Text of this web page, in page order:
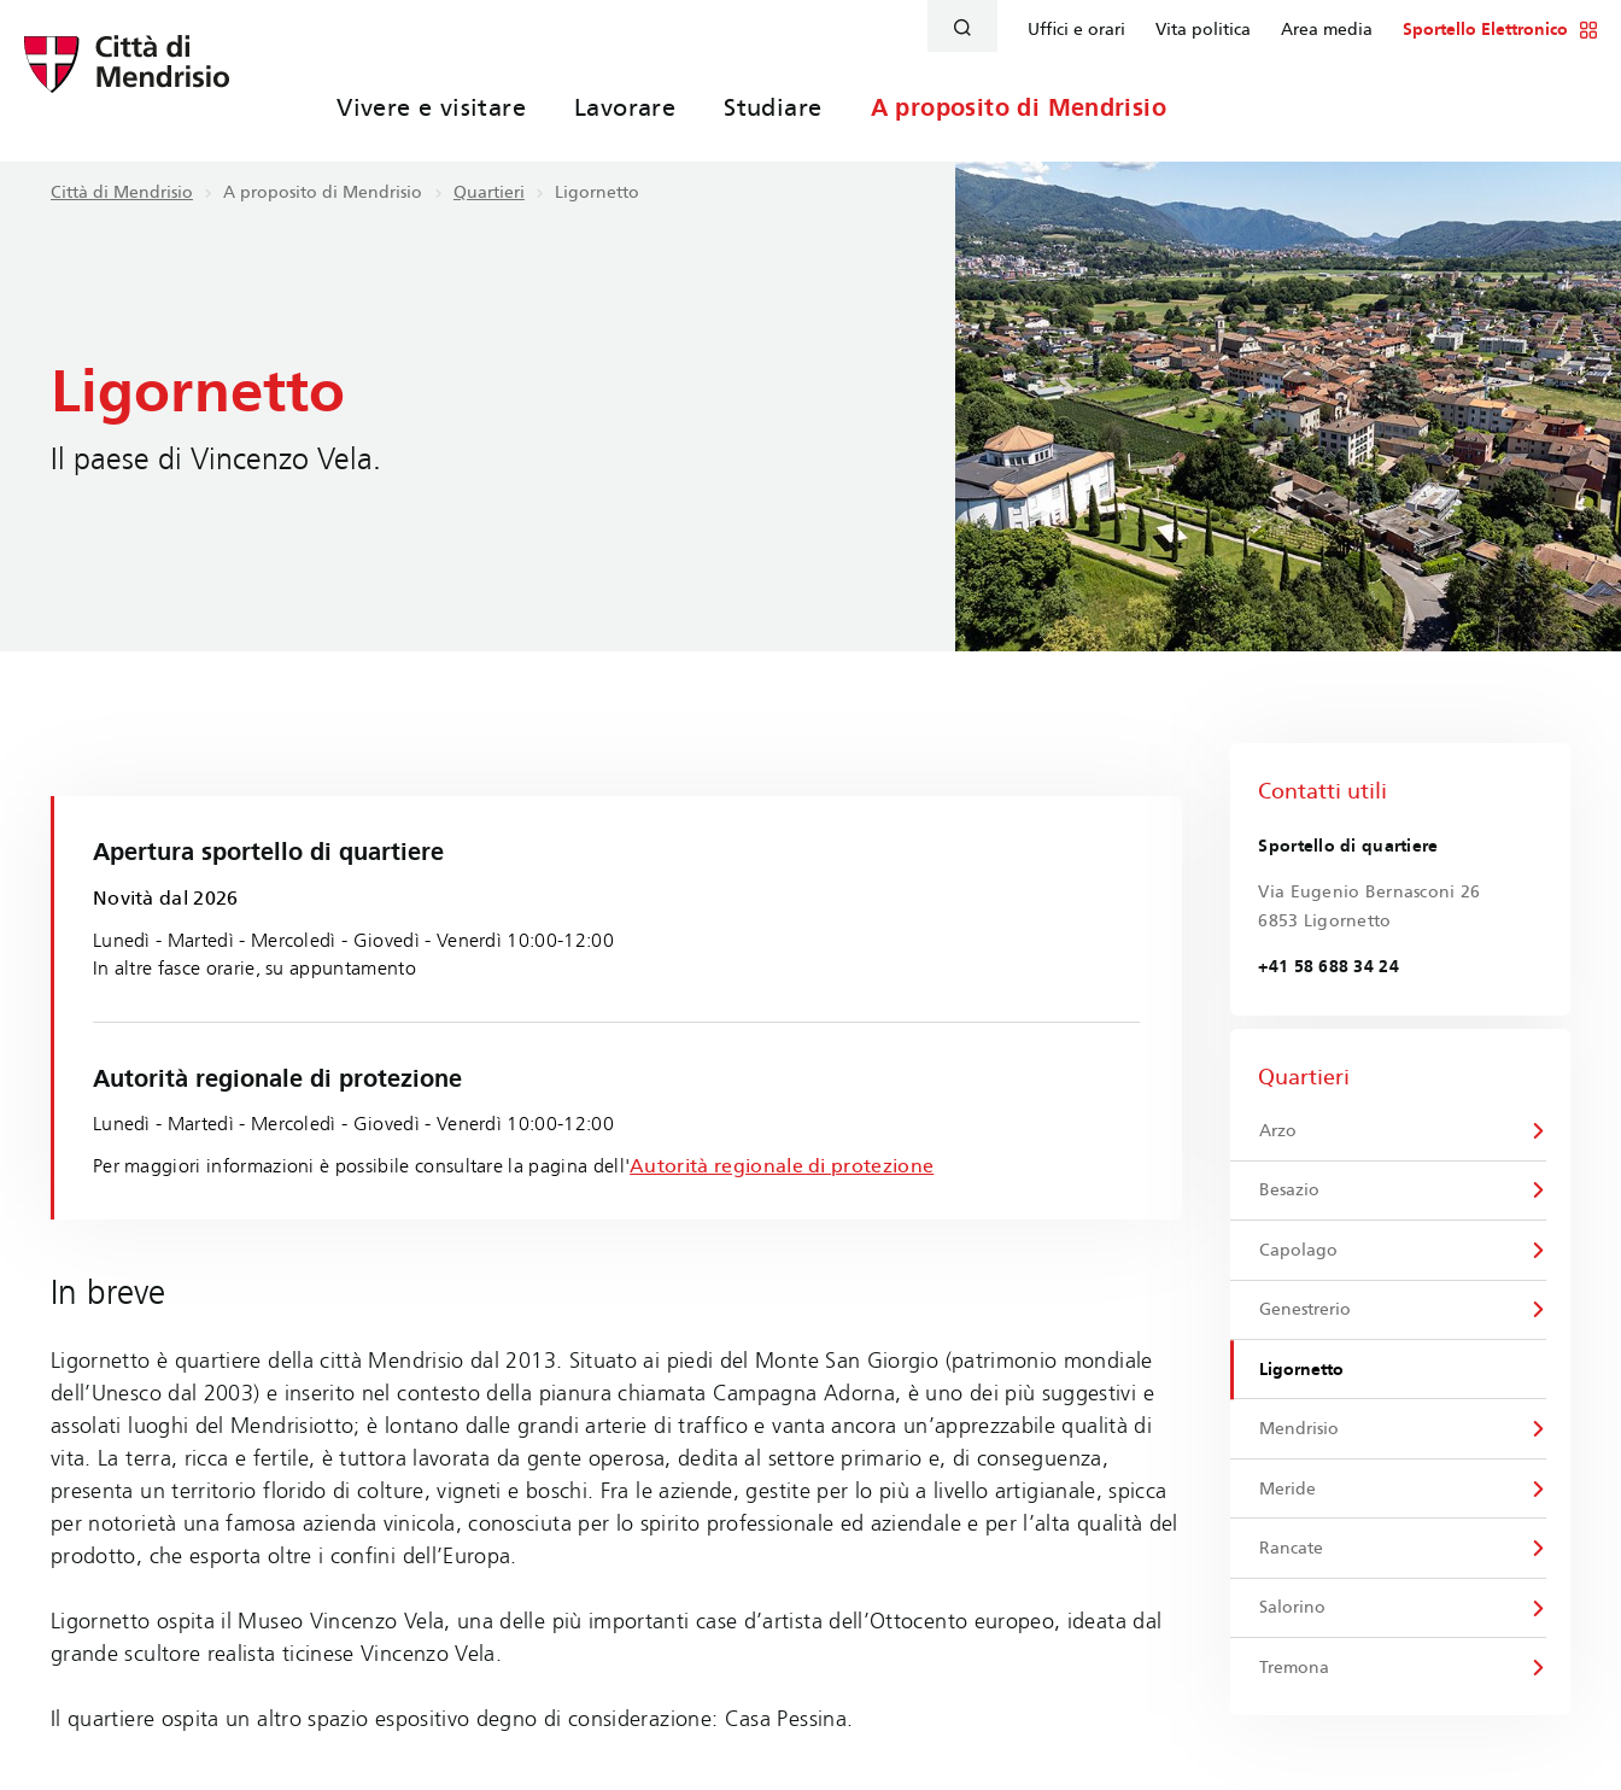
Uffici e orari Vita politica Area media Sportello Elettronico
Vivere e visitare Lavorare Studiare A proposito di Mendrisio
Città di Mendrisio A proposito di Mendrisio Quartieri Ligornetto
Ligornetto
Il paese di Vincenzo Vela.
Apertura sportello di quartiere
Novità dal 2026
Lunedì - Martedì - Mercoledì - Giovedì - Venerdì 10:00-12:00
In altre fasce orarie, su appuntamento
Autorità regionale di protezione
Lunedì - Martedì - Mercoledì - Giovedì - Venerdì 10:00-12:00
Per maggiori informazioni è possibile consultare la pagina dell'Autorità regionale di protezione
In breve
Ligornetto è quartiere della città Mendrisio dal 2013. Situato ai piedi del Monte San Giorgio (patrimonio mondiale
dell’Unesco dal 2003) e inserito nel contesto della pianura chiamata Campagna Adorna, è uno dei più suggestivi e
assolati luoghi del Mendrisiotto; è lontano dalle grandi arterie di traffico e vanta ancora un’apprezzabile qualità di
vita. La terra, ricca e fertile, è tuttora lavorata da gente operosa, dedita al settore primario e, di conseguenza,
presenta un territorio florido di colture, vigneti e boschi. Fra le aziende, gestite per lo più a livello artigianale, spicca
per notorietà una famosa azienda vinicola, conosciuta per lo spirito professionale ed aziendale e per l’alta qualità del
prodotto, che esporta oltre i confini dell’Europa.
Ligornetto ospita il Museo Vincenzo Vela, una delle più importanti case d’artista dell’Ottocento europeo, ideata dal
grande scultore realista ticinese Vincenzo Vela.
Il quartiere ospita un altro spazio espositivo degno di considerazione: Casa Pessina.
Contatti utili
Sportello di quartiere
Via Eugenio Bernasconi 26
6853 Ligornetto
+41 58 688 34 24
Quartieri
Arzo
Besazio
Capolago
Genestrerio
Ligornetto
Mendrisio
Meride
Rancate
Salorino
Tremona